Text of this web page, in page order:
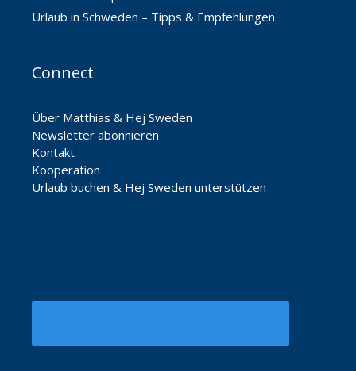
Urlaub in Schweden – Tipps & Empfehlungen
Connect
Über Matthias & Hej Sweden
Newsletter abonnieren
Kontakt
Kooperation
Urlaub buchen & Hej Sweden unterstützen